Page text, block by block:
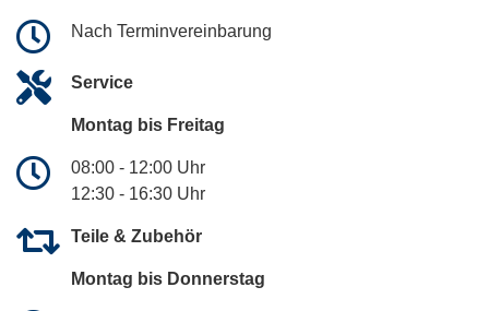
Nach Terminvereinbarung
Service
Montag bis Freitag
08:00 - 12:00 Uhr
12:30 - 16:30 Uhr
Teile & Zubehör
Montag bis Donnerstag